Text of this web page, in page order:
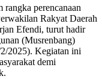
perencanaan
Rakyat Daerah
Efendi, turut hadir
(Musrenbang)
2025). Kegiatan ini
demi